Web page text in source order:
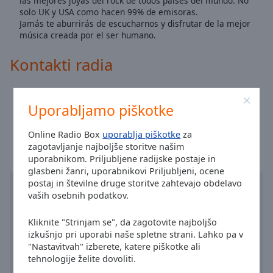
Uporabljamo piškotke
Online Radio Box uporablja piškotke za
zagotavljanje najboljše storitve našim
uporabnikom. Priljubljene radijske postaje in
glasbeni žanri, uporabnikovi Priljubljeni, ocene
postaj in številne druge storitve zahtevajo obdelavo
vaših osebnih podatkov.
Kliknite "Strinjam se", da zagotovite najboljšo
izkušnjo pri uporabi naše spletne strani. Lahko pa v
"Nastavitvah" izberete, katere piškotke ali
tehnologije želite dovoliti.
Area
Background
Color
Opacity
Family
solo UK y USA como hacen 99% de emisoras.
Jamás te aburrirás de escucharnos y disfrutar de la mejor
música creada por el ser humano.
Kontakti radia
Čas v mestu Valencija:17:32,08.08.2026